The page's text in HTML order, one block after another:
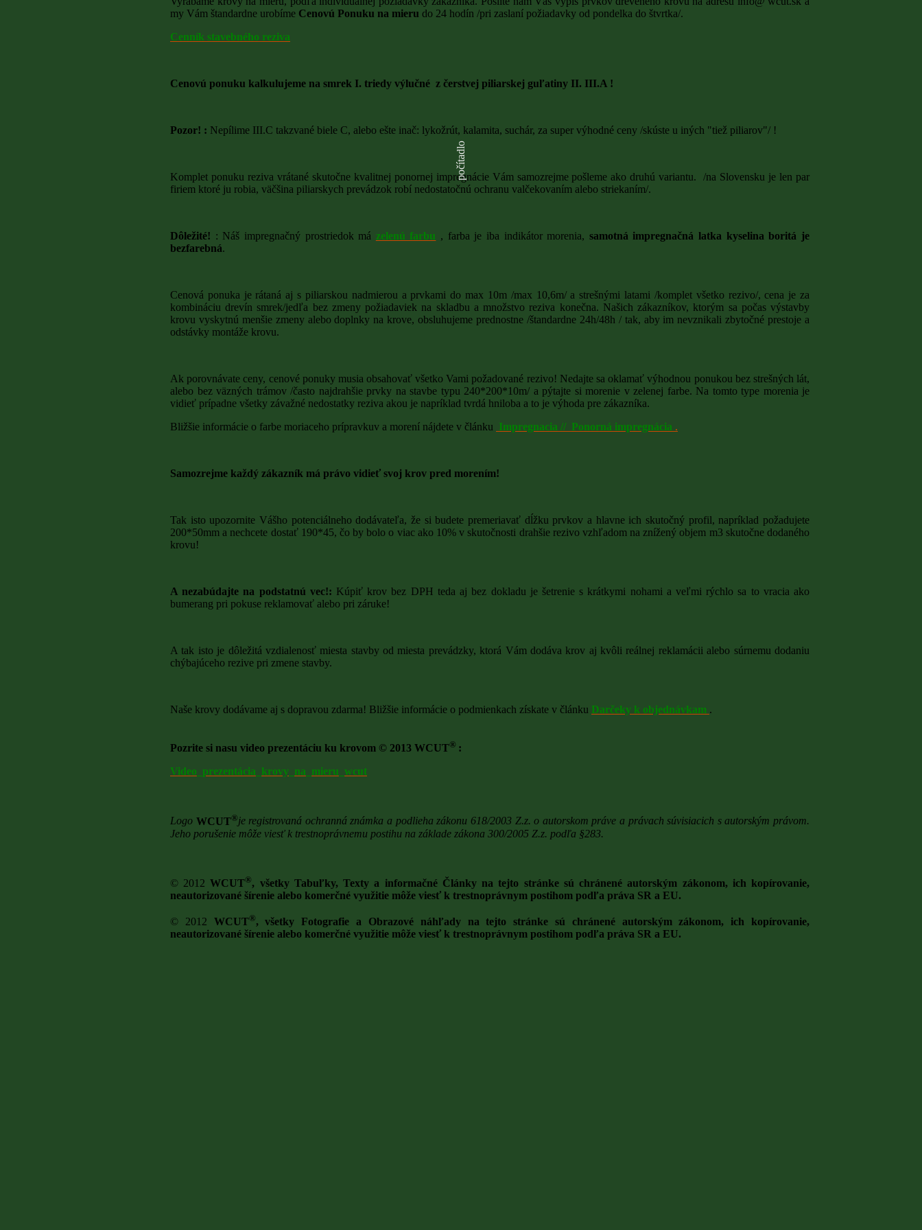
počítadlo
DREVENE PLOTY A VYPLNE
OPRACOVANIE
SUŠENIE
FRÉZOVANIE
KAPOVANIE
DREVODOMY_MOBILHAUSY_A_DREVENÉ_SENDVIČOVÉ_KONŠTRUKCIE
DREVINY NA DREVOSTAVBY
CELULÓZOVÁ IZOLÁCIA
IMPREGNÁCIA
RUČNÁ IMPREGNÁCIA
VOSKOVÉ OLEJE
LAZÚRY
VLHKOSŤ A VÝHREVNOSŤ
STREŠNÁ KRYTINA
REFERENCIE
my Vám štandardne urobíme Cenovú Ponuku na mieru do 24 hodín /pri zaslaní požiadavky od pondelka do štvrtka/.
Cenník stavebného reziva
Cenovú ponuku kalkulujeme na smrek I. triedy výlučné z čerstvej piliarskej guľatiny II. III.A !
Pozor! : Nepílime III.C takzvané biele C, alebo ešte inač: lykožrút, kalamita, suchár, za super výhodné ceny /skúste u iných "tiež piliarov"/ !
Komplet ponuku reziva vrátané skutočne kvalitnej ponornej impregnácie Vám samozrejme pošleme ako druhú variantu. /na Slovensku je len par
firiem ktoré ju robia, väčšina piliarskych prevádzok robí nedostatočnú ochranu valčekovaním alebo striekaním/.
Dôležité! : Náš impregnačný prostriedok má zelenú farbu , farba je iba indikátor morenia, samotná impregnačná latka kyselina boritá je
bezfarebná.
Cenová ponuka je rátaná aj s piliarskou nadmierou a prvkami do max 10m /max 10,6m/ a strešnými latami /komplet všetko rezivo/, cena je za
kombináciu drevín smrek/jedľa bez zmeny požiadaviek na skladbu a množstvo reziva konečna. Našich zákazníkov, ktorým sa počas výstavby
krovu vyskytnú menšie zmeny alebo doplnky na krove, obsluhujeme prednostne /štandardne 24h/48h / tak, aby im nevznikali zbytočné prestoje a
odstávky montáže krovu.
Ak porovnávate ceny, cenové ponuky musia obsahovať všetko Vami požadované rezivo! Nedajte sa oklamať výhodnou ponukou bez strešných lát,
alebo bez väzných trámov /často najdrahšie prvky na stavbe typu 240*200*10m/ a pýtajte si morenie v zelenej farbe. Na tomto type morenia je
vidieť prípadne všetky závažné nedostatky reziva akou je napríklad tvrdá hniloba a to je výhoda pre zákazníka.
Bližšie informácie o farbe moriaceho prípravkuv a morení nájdete v článku Impregnacia // Ponorná impregnácia .
Samozrejme každý zákazník má právo vidieť svoj krov pred morením!
Tak isto upozornite Vášho potenciálneho dodávateľa, že si budete premeriavať dĺžku prvkov a hlavne ich skutočný profil, napríklad požadujete
200*50mm a nechcete dostať 190*45, čo by bolo o viac ako 10% v skutočnosti drahšie rezivo vzhľadom na znížený objem m3 skutočne dodaného
krovu!
A nezabúdajte na podstatnú vec!: Kúpiť krov bez DPH teda aj bez dokladu je šetrenie s krátkymi nohami a veľmi rýchlo sa to vracia ako
bumerang pri pokuse reklamovať alebo pri záruke!
A tak isto je dôležitá vzdialenosť miesta stavby od miesta prevádzky, ktorá Vám dodáva krov aj kvôli reálnej reklamácii alebo súrnemu dodaniu
chýbajúceho rezive pri zmene stavby.
Naše krovy dodávame aj s dopravou zdarma! Bližšie informácie o podmienkach získate v článku Darčeky k objednávkam .
Pozrite si nasu video prezentáciu ku krovom © 2013 WCUT® :
Video_prezentácia_krovy_na_mieru_wcut
Logo WCUT®je registrovaná ochranná známka a podlieha zákonu 618/2003 Z.z. o autorskom práve a právach súvisiacich s autorským právom.
Jeho porušenie môže viesť k trestnoprávnemu postihu na základe zákona 300/2005 Z.z. podľa §283.
© 2012WCUT®, všetky Tabuľky, Texty a informačné Články na tejto stránke sú chránené autorským zákonom, ich kopírovanie,
neautorizované šírenie alebo komerčné využitie môže viesť k trestnoprávnym postihom podľa práva SR a EU.
© 2012 WCUT®, všetky Fotografie a Obrazové náhľady na tejto stránke sú chránené autorským zákonom, ich kopírovanie,
neautorizované šírenie alebo komerčné využitie môže viesť k trestnoprávnym postihom podľa práva SR a EU.